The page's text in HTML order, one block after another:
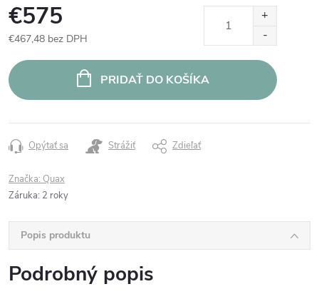
€575
€467,48 bez DPH
cena:
PRIDAŤ DO KOŠÍKA
Opýtať sa Strážiť Zdieľať
Značka: Quax
Záruka: 2 roky
Popis produktu
Podrobný popis